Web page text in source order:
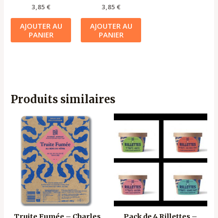
3,85 €
AJOUTER AU
PANIER
3,85 €
AJOUTER AU
PANIER
Produits similaires